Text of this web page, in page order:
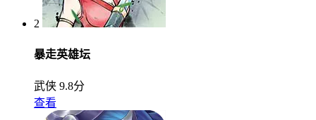
2
暴走英雄坛
武侠 9.8分
查看